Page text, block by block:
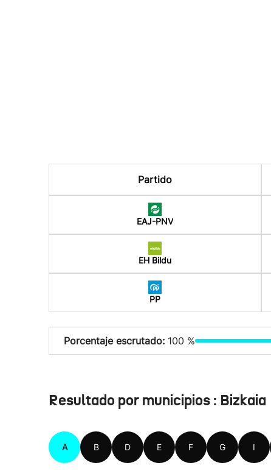
Partido
EAJ-PNV
EH Bildu
PP
Porcentaje escrutado: 100 %
Resultado por municipios : Bizkaia
A B D E F G I